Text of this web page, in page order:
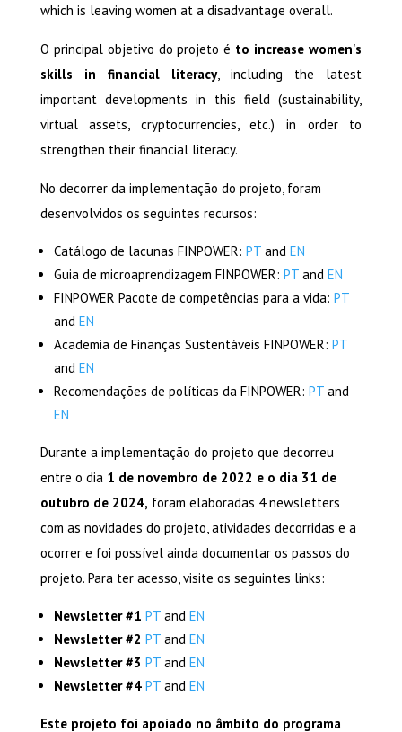
which is leaving women at a disadvantage overall.
O principal objetivo do projeto é to increase women's
skills in financial literacy, including the latest
important developments in this field (sustainability,
virtual assets, cryptocurrencies, etc.) in order to
strengthen their financial literacy.
No decorrer da implementação do projeto, foram
desenvolvidos os seguintes recursos:
Catálogo de lacunas FINPOWER: PTand EN
Guia de microaprendizagem FINPOWER: PTand EN
FINPOWER Pacote de competências para a vida: PT
and EN
Academia de Finanças Sustentáveis FINPOWER: PT
and EN
Recomendações de políticas da FINPOWER: PTand
EN
Durante a implementação do projeto que decorreu
entre o dia 1 de novembro de 2022 e o dia 31 de
outubro de 2024, foram elaboradas 4 newsletters
com as novidades do projeto, atividades decorridas e a
ocorrer e foi possível ainda documentar os passos do
projeto. Para ter acesso, visite os seguintes links:
Newsletter #1 PT and EN
Newsletter #2 PT and EN
Newsletter #3 PT and EN
Newsletter #4 PTand EN
Este projeto foi apoiado no âmbito do programa